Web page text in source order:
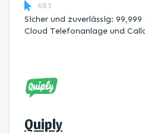
683
Sicher und zuverlässig:
Cloud Telefonanlage und
Quiply